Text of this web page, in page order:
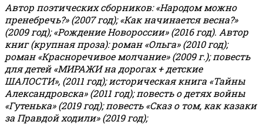
Автор поэтических сборников: «Народом можно
пренебречь?» (2007 год); «Как начинается весна?»
(2009 год); «Рождение Новороссии» (2016 год). Автор
книг (крупная проза): роман «Ольга» (2010 год);
роман «Красноречивое молчание» (2009 г.); повесть
для детей «МИРАЖИ на дорогах + детские
ШАЛОСТИ», (2011 год); историческая книга «Тайны
Александровска» (2011 год); повесть о детях войны
«Гутенька» (2019 год); повесть «Сказ о том, как казаки
за Правдой ходили» (2019 год);